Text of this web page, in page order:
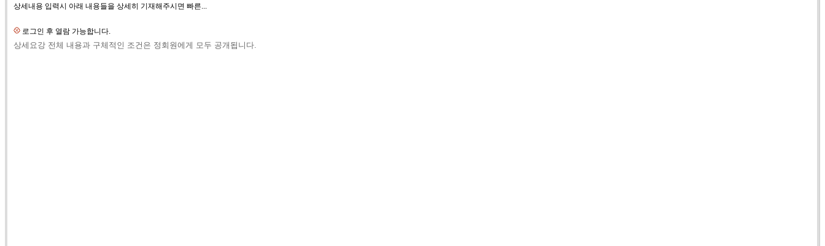
상세내용 입력시 아래 내용들을 상세히 기재해주시면 빠른...
로그인 후 열람 가능합니다.
상세요강 전체 내용과 구체적인 조건은 정회원에게 모두 공개됩니다.